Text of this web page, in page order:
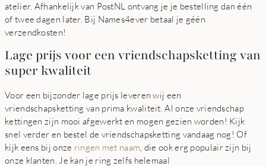
atelier. Afhankelijk van PostNL ontvang je je bestelling dan één
of twee dagen later. Bij Names4ever betaal je géén
verzendkosten!
Lage prijs voor een vriendschapsketting van
super kwaliteit
Voor een bijzonder lage prijs leveren wij een
vriendschapsketting van prima kwaliteit. Al onze vriendschap
kettingen zijn mooi afgewerkt en mogen gezien worden! Kijk
snel verder en bestel de vriendschapsketting vandaag nog! Of
kijk eens bij onze ringen met naam , die ook erg populair zijn bij
onze klanten. Je kan je ring zelfs helemaal